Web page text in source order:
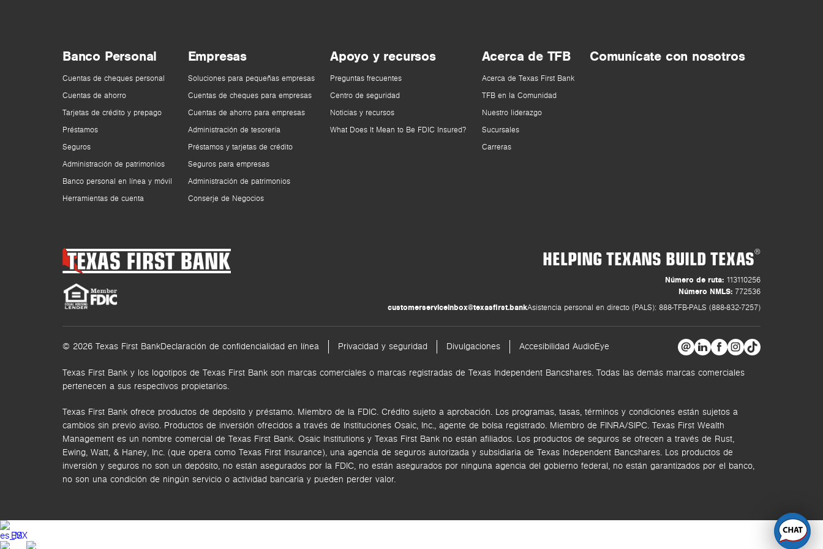
Banco Personal
Cuentas de cheques personal
Cuentas de ahorro
Tarjetas de crédito y prepago
Préstamos
Seguros
Administración de patrimonios
Banco personal en línea y móvil
Herramientas de cuenta
Empresas
Soluciones para pequeñas empresas
Cuentas de cheques para empresas
Cuentas de ahorro para empresas
Administración de tesorería
Préstamos y tarjetas de crédito
Seguros para empresas
Administración de patrimonios
Conserje de Negocios
Apoyo y recursos
Preguntas frecuentes
Centro de seguridad
Noticias y recursos
What Does It Mean to Be FDIC Insured?
Acerca de TFB
Acerca de Texas First Bank
TFB en la Comunidad
Nuestro liderazgo
Sucursales
Carreras
Comunícate con nosotros
HELPING TEXANS BUILD TEXAS®
Número de ruta: 113110256
Número NMLS: 772536
customerserviceinbox@texasfirst.bankAsistencia personal en directo (PALS): 888-TFB-PALS (888-832-7257)
© 2026 Texas First BankDeclaración de confidencialidad en línea Privacidad y seguridad Divulgaciones Accesibilidad AudioEye
Texas First Bank y los logotipos de Texas First Bank son marcas comerciales o marcas registradas de Texas Independent Bancshares. Todas las demás marcas comerciales
pertenecen a sus respectivos propietarios.
Texas First Bank ofrece productos de depósito y préstamo. Miembro de la FDIC. Crédito sujeto a aprobación. Los programas, tasas, términos y condiciones están sujetos a
cambios sin previo aviso. Productos de inversión ofrecidos a través de Instituciones Osaic, Inc., agente de bolsa registrado. Miembro de FINRA/SIPC. Texas First Wealth
Management es un nombre comercial de Texas First Bank. Osaic Institutions y Texas First Bank no están afiliados. Los productos de seguros se ofrecen a través de Rust,
Ewing, Watt, & Haney, Inc. (que opera como Texas First Insurance), una agencia de seguros autorizada y subsidiaria de Texas Independent Bancshares. Los productos de
inversión y seguros no son un depósito, no están asegurados por la FDIC, no están asegurados por ninguna agencia del gobierno federal, no están garantizados por el banco,
no son una condición de ningún servicio o actividad bancaria y pueden perder valor.
ES